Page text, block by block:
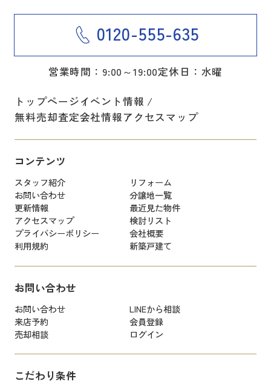
0120-555-635
営業時間：9:00～19:00定休日：水曜
トップページイベント情報
無料売却査定会社情報アクセスマップ
コンテンツ
スタッフ紹介
リフォーム
お問い合わせ
分譲地一覧
更新情報
最近見た物件
アクセスマップ
検討リスト
プライバシーポリシー
会社概要
利用規約
新築戸建て
お問い合わせ
お問い合わせ
LINEから相談
来店予約
会員登録
売却相談
ログイン
こだわり条件